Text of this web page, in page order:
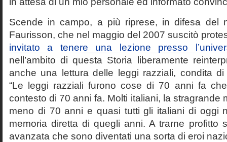
Scende in campo, a più riprese, in difesa del
Faurisson, che nel maggio del 2007 suscitò
invitato a tenere una lezione presso
nell’ambito di questa Storia liberamente
anche una lettura delle leggi razziali, condita di
“Le leggi razziali furono cose di 70 anni fa
contesto di 70 anni fa. Molti italiani, la stragrande
meno di 70 anni e quasi tutti gli italiani di oggi
memoria diretta di quegli anni. A trarne profitto
avanzata che sono diventati una sorta di eroi